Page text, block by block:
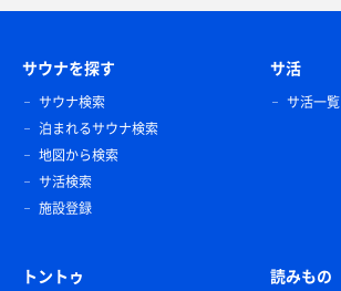
サウナを探す
サウナ検索
泊まれるサウナ検索
地図から検索
サ活検索
施設登録
サ活
サ活一覧
トントゥ 読みもの